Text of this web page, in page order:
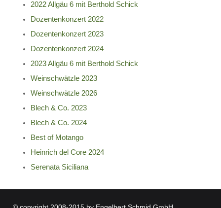
2022 Allgäu 6 mit Berthold Schick
Dozentenkonzert 2022
Dozentenkonzert 2023
Dozentenkonzert 2024
2023 Allgäu 6 mit Berthold Schick
Weinschwätzle 2023
Weinschwätzle 2026
Blech & Co. 2023
Blech & Co. 2024
Best of Motango
Heinrich del Core 2024
Serenata Siciliana